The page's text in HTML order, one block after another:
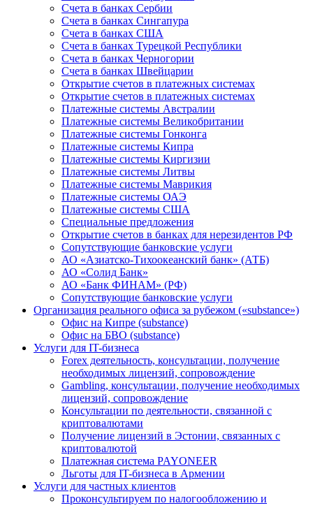
Счета в банках Сербии
Счета в банках Сингапура
Счета в банках США
Счета в банках Турецкой Республики
Счета в банках Черногории
Счета в банках Швейцарии
Открытие счетов в платежных системах
Открытие счетов в платежных системах
Платежные системы Австралии
Платежные системы Великобритании
Платежные системы Гонконга
Платежные системы Кипра
Платежные системы Киргизии
Платежные системы Литвы
Платежные системы Маврикия
Платежные системы ОАЭ
Платежные системы США
Специальные предложения
Открытие счетов в банках для нерезидентов РФ
Сопутствующие банковские услуги
АО «Азиатско-Тихоокеанский банк» (АТБ)
АО «Солид Банк»
АО «Банк ФИНАМ» (РФ)
Сопутствующие банковские услуги
Организация реального офиса за рубежом («substance»)
Офис на Кипре (substance)
Офис на БВО (substance)
Услуги для IT-бизнеса
Forex деятельность, консультации, получение
необходимых лицензий, сопровождение
Gambling, консультации, получение необходимых
лицензий, сопровождение
Консультации по деятельности, связанной с
криптовалютами
Получение лицензий в Эстонии, связанных с
криптовалютой
Платежная система PAYONEER
Льготы для IT-бизнеса в Армении
Услуги для частных клиентов
Проконсультируем по налогообложению и